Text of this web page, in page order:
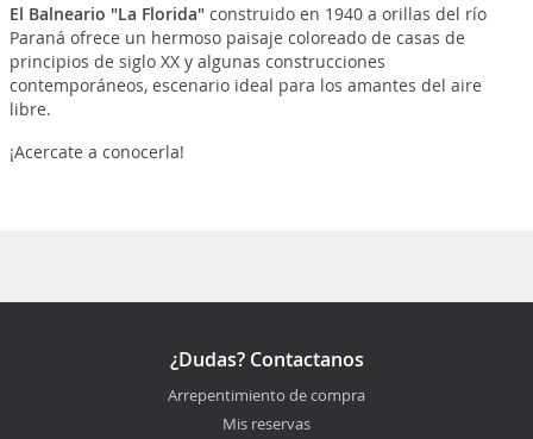
El Balneario "La Florida"construido en 1940 a orillas del río
Paraná ofrece un hermoso paisaje coloreado de casas de
principios de siglo XX y algunas construcciones
contemporáneos, escenario ideal para los amantes del aire
libre.
¡Acercate a conocerla!
¿Dudas? Contactanos
Arrepentimiento de compra
Mis reservas